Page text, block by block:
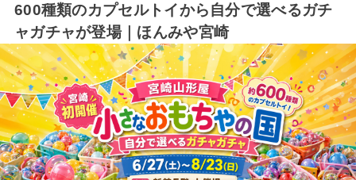
600種類のカプセルトイから自分で選べるガチ
ャガチャが登場｜ほんみや宮崎